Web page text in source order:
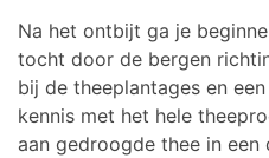
Na het ontbijt ga je
tocht door de bergen
bij de theeplantages en
kennis met het hele
aan gedroogde thee in